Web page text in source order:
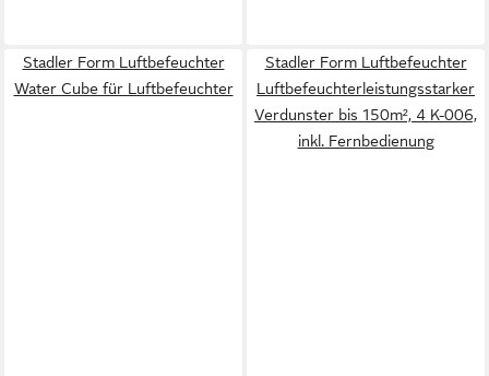
Stadler Form Luftbefeuchter
Water Cube für Luftbefeuchter
Stadler Form Luftbefeuchter
Luftbefeuchterleistungsstarker
Verdunster bis 150m², 4 K-006,
inkl. Fernbedienung